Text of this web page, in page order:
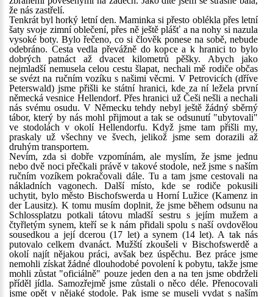
že nás zastřelí.
Tenkrát byl horký letní den. Maminka si přesto oblékla přes letní
šaty svoje zimní oblečení, přes ně ještě plášť a na nohy si nazula
vysoké boty. Bylo řečeno, co si člověk ponese na sobě, nebude
odebráno. Cesta vedla převážně do kopce a k hranici to bylo
dobrých patnáct až dvacet kilometrů pěšky. Abych jako
nejmladší nemusela celou cestu šlapat, nechali mě rodiče občas
se svézt na ručním vozíku s našimi věcmi. V Petrovicích (dříve
Peterswald) jsme přišli ke státní hranici, kde za ní ležela první
německá vesnice Hellendorf. Přes hranici už Češi nešli a nechali
nás svému osudu. V Německu tehdy nebyl ještě žádný sběrný
tábor, který by nás mohl přijmout a tak se odsunutí "ubytovali"
ve stodolách v okolí Hellendorfu. Když jsme tam přišli my,
praskaly už všechny ve švech, jelikož jsme sem dorazili až
druhým transportem.
Nevím, zda si dobře vzpomínám, ale myslím, že jsme jednu
nebo dvě noci přečkali právě v takové stodole, než jsme s naším
ručním vozíkem pokračovali dále. Tu a tam jsme cestovali na
nákladních vagonech. Další místo, kde se rodiče pokusili
uchytit, bylo město Bischofswerda u Horní Lužice (Kamenz in
der Lausitz). K tomu musím doplnit, že jsme během odsunu na
Schlossplatzu potkali tátovu mladší sestru s jejím mužem a
čtyřletým synem, kteří se k nám přidali spolu s naší ovdovělou
sousedkou a její dcerou (17 let) a synem (14 let). A tak nás
putovalo celkem dvanáct. Mužští zkoušeli v Bischofswerdě a
okolí najít nějakou práci, avšak bez úspěchu. Bez práce jsme
nemohli získat žádné dlouhodobé povolení k pobytu, takže jsme
mohli zůstat "oficiálně" pouze jeden den a na ten jsme obdrželi
příděl jídla. Samozřejmě jsme zůstali o něco déle. Přenocovali
jsme opět v nějaké stodole. Pak jsme se museli vydat s naším